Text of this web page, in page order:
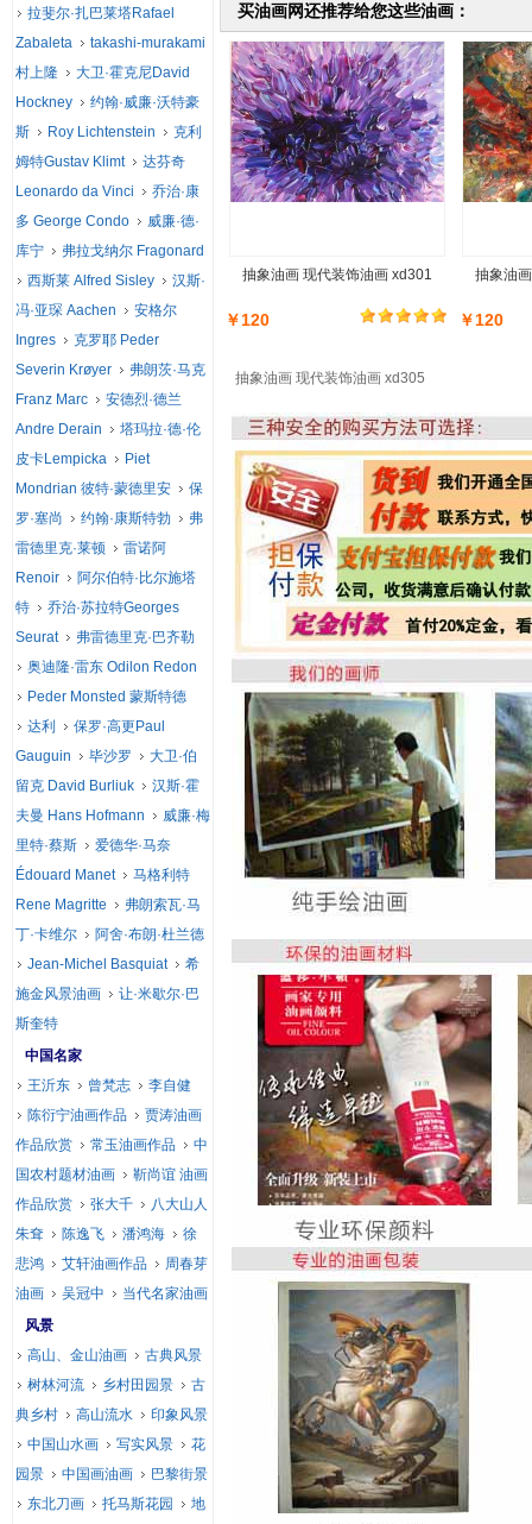
买油画网还推荐给您这些油画：
抽象油画 现代装饰油画 xd301
￥120
抽象油
￥120
抽象油画 现代装饰油画 xd305
拉斐尔·扎巴莱塔Rafael
Zabaleta
takashi-murakami
村上隆
大卫·霍克尼David
Hockney
约翰·威廉·沃特豪
斯
Roy Lichtenstein
克利
姆特Gustav Klimt
达芬奇
Leonardo da Vinci
乔治·康
多 George Condo
威廉·德·
库宁
弗拉戈纳尔 Fragonard
西斯莱 Alfred Sisley
汉斯·
冯·亚琛 Aachen
安格尔
Ingres
克罗耶 Peder
Severin Krøyer
弗朗茨·马克
Franz Marc
安德烈·德兰
Andre Derain
塔玛拉·德·伦
皮卡Lempicka
Piet
Mondrian 彼特·蒙德里安
保
罗·塞尚
约翰·康斯特勃
弗
雷德里克·莱顿
雷诺阿
Renoir
阿尔伯特·比尔施塔
特
乔治·苏拉特Georges
Seurat
弗雷德里克·巴齐勒
奥迪隆·雷东 Odilon Redon
Peder Monsted 蒙斯特德
达利
保罗·高更Paul
Gauguin
毕沙罗
大卫·伯
留克 David Burliuk
汉斯·霍
夫曼 Hans Hofmann
威廉·梅
里特·蔡斯
爱德华·马奈
Édouard Manet
马格利特
Rene Magritte
弗朗索瓦·马
丁·卡维尔
阿舍·布朗·杜兰德
Jean-Michel Basquiat
希
施金风景油画
让·米歇尔·巴
斯奎特
中国名家
王沂东
曾梵志
李自健
陈衍宁油画作品
贾涛油画
作品欣赏
常玉油画作品
中
国农村题材油画
靳尚谊 油画
作品欣赏
张大千
八大山人
朱耷
陈逸飞 潘鸿海
徐
悲鸿
艾轩油画作品
周春芽
油画
吴冠中
当代名家油画
风景
高山、金山油画
古典风景
树林河流
乡村田园景
古
典乡村
高山流水
印象风景
中国山水画
写实风景
花
园景
中国画油画
巴黎街景
东北刀画
托马斯花园
地